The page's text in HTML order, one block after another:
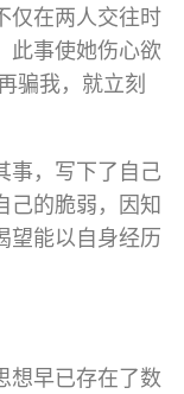
仅在两人交往时
此事使她伤心欲
骗我，就立刻
事，写下了自己
己的脆弱，因知
望能以自身经历
想早已存在了数